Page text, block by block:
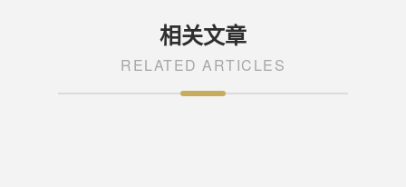
相关文章
RELATED ARTICLES